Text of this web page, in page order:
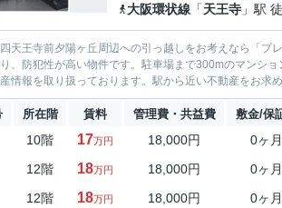
大阪環状線 「天王寺 」駅
天王寺前夕陽ヶ丘周辺への引っ越しをお考えなら「プ
、防犯性が高い物件です。駐車場まで300mのマンシ
情報を取り扱っております。駅から近い不動産をお求
所在階 賃料 管理費・共益費 敷金/保
10階 17万円 18,000円 0ヶ月
12階 18万円 18,000円 0ヶ月
12階 18万円 18,000円 0ヶ月